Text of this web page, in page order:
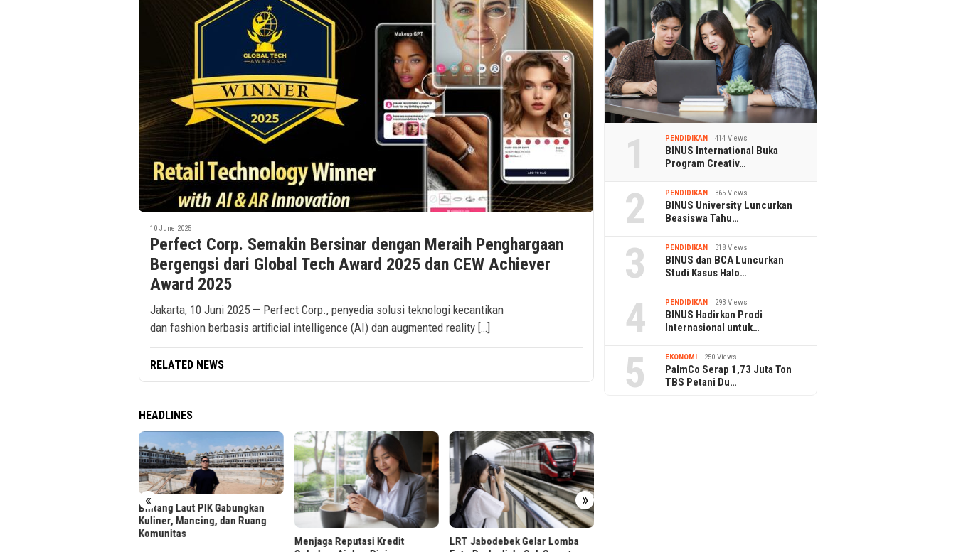
10 June 2025
Perfect Corp. Semakin Bersinar dengan Meraih Penghargaan
Bergengsi dari Global Tech Award 2025 dan CEW Achiever
Award 2025
Jakarta, 10 Juni 2025 — Perfect Corp., penyedia solusi teknologi kecantikan
dan fashion berbasis artificial intelligence (AI) dan augmented reality […]
RELATED NEWS
HEADLINES
« »
Bintang Laut PIK Gabungkan
Kuliner, Mancing, dan Ruang
Komunitas
Menjaga Reputasi Kredit
LRT Jabodebek Gelar Lomba
1 PENDIDIKAN 414 Views
BINUS International Buka
Program Creativ…
2 PENDIDIKAN 365 Views
BINUS University Luncurkan
Beasiswa Tahu…
3 PENDIDIKAN 318 Views
BINUS dan BCA Luncurkan
Studi Kasus Halo…
4 PENDIDIKAN 293 Views
BINUS Hadirkan Prodi
Internasional untuk…
5 EKONOMI 250 Views
PalmCo Serap 1,73 Juta Ton
TBS Petani Du…